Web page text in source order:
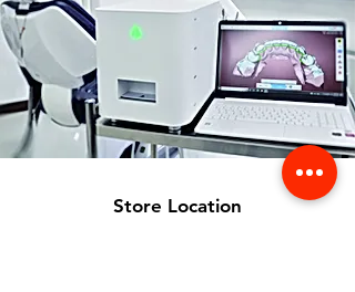
Store Location